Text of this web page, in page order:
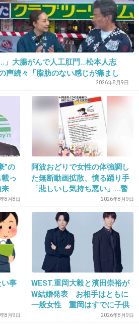
り換えるのかしらー
+649 -24
のかw
い趣味悪すぎだろｗｗｗ
+897 -37
に言い寄られてるってトピ
ないの？
-24
」大腸がんで人工肛門…松本人志
声続々「脂肪のない感じが痛まし
2026年8月9日
”の
っ
来
8月8日
阿波おどりで女性の体強調し
た無断動画拡散、憤る踊り手
「悲しいし気持ち悪い」…警
2026年8月9日
事
8月9日
WEST.重岡大毅と濱田崇裕が
W結婚発表 お相手はともに
一般女性 重岡はすでに子供
2026年8月9日